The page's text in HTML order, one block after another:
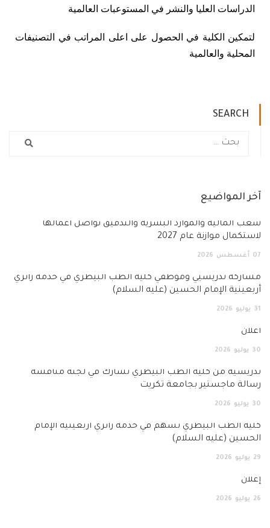
الدراسات العليا والنشر في المستوعبات العالمية
لتمكين الكلية في الحصول على اعلى المراتب في التصنيفات
المحلية والعالمية
SEARCH
آخر المواضيع
شُعَب المالية والموارد البشرية والتدقيق تواصل أعمالها
لاستكمال موازنة عام 2027
07 أغسطس 2026
مشاركة تدريسيي وموظفي كلية الطب البيطري في خدمة زائري
أربعينية الإمام الحسين (عليه السلام)
31 يوليو 2026
اعلان
30 يوليو 2026
تدريسية من كلية الطب البيطري تشارك في لجنة مناقشة
رسالة ماجستير بجامعة تكريت
30 يوليو 2026
كلية الطب البيطري تسهم في خدمة زائري أربعينية الإمام
الحسين (عليه السلام)
29 يوليو 2026
إعلان
26 يوليو 2026